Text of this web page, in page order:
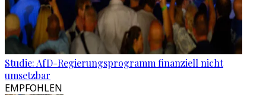
Studie: AfD-Regierungsprogramm finanziell nicht
umsetzbar
EMPFOHLEN